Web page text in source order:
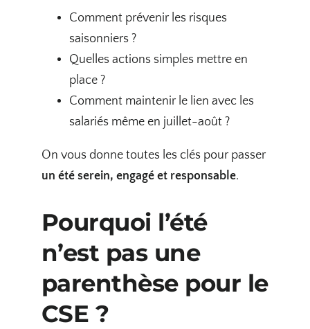
Comment prévenir les risques
saisonniers ?
Quelles actions simples mettre en
place ?
Comment maintenir le lien avec les
salariés même en juillet-août ?
On vous donne toutes les clés pour passer
un été serein, engagé et responsable.
Pourquoi l’été
n’est pas une
parenthèse pour le
CSE ?